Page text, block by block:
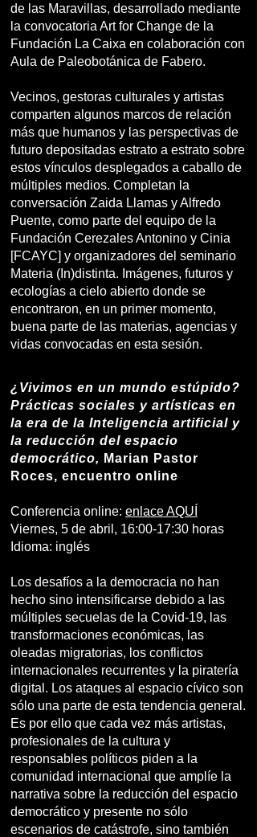
de las Maravillas, desarrollado mediante
la convocatoria Art for Change de la
Fundación La Caixa en colaboración con
Aula de Paleobotánica de Fabero.
Vecinos, gestoras culturales y artistas
comparten algunos marcos de relación
más que humanos y las perspectivas de
futuro depositadas estrato a estrato sobre
estos vínculos desplegados a caballo de
múltiples medios. Completan la
conversación Zaida Llamas y Alfredo
Puente, como parte del equipo de la
Fundación Cerezales Antonino y Cinia
[FCAYC] y organizadores del seminario
Materia (In)distinta. Imágenes, futuros y
ecologías a cielo abierto donde se
encontraron, en un primer momento,
buena parte de las materias, agencias y
vidas convocadas en esta sesión.
¿Vivimos en un mundo estúpido?
Prácticas sociales y artísticas en
la era de la Inteligencia artificial y
la reducción del espacio
democrático, Marian Pastor
Roces, encuentro online
Conferencia online: enlace AQUÍ
Viernes, 5 de abril, 16:00-17:30 horas
Idioma: inglés
Los desafíos a la democracia no han
hecho sino intensificarse debido a las
múltiples secuelas de la Covid-19, las
transformaciones económicas, las
oleadas migratorias, los conflictos
internacionales recurrentes y la piratería
digital. Los ataques al espacio cívico son
sólo una parte de esta tendencia general.
Es por ello que cada vez más artistas,
profesionales de la cultura y
responsables políticos piden a la
comunidad internacional que amplíe la
narrativa sobre la reducción del espacio
democrático y presente no sólo
escenarios de catástrofe, sino también